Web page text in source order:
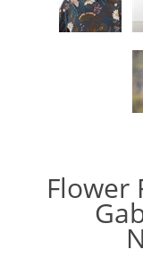
Flower